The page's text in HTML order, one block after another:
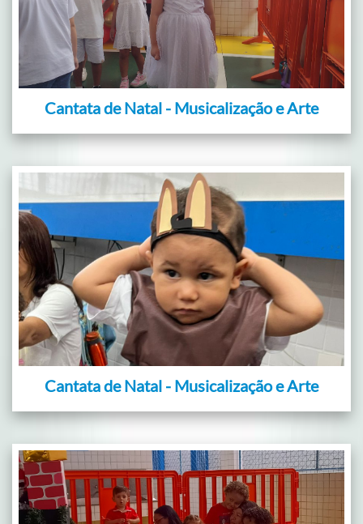
Cantata de Natal - Musicalização e Arte
Cantata de Natal - Musicalização e Arte